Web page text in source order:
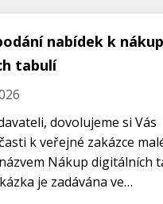
nabídek k
tabulí
dovolujeme si Vás
k veřejné zakázce
Nákup digitálních
je zadávána ve…